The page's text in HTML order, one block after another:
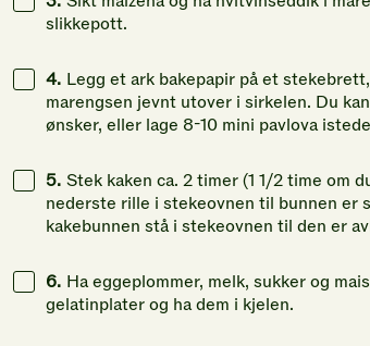
slikkepott.
4. Legg et ark bakepapir på et
marengsen jevnt utover i sirkelen. Du
ønsker, eller lage 8-10 mini pavlova
5. Stek kaken ca. 2 timer (1 1/2 time om
nederste rille i stekeovnen til bunnen er
kakebunnen stå i stekeovnen til den er
6. Ha eggeplommer, melk, sukker og
gelatinplater og ha dem i kjelen.